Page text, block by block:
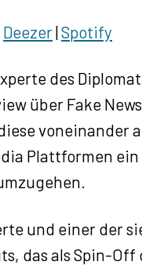
Deezer|Spotify
des
über Fake
voneinander
Plattformen
und einer der
das als Spin-Off